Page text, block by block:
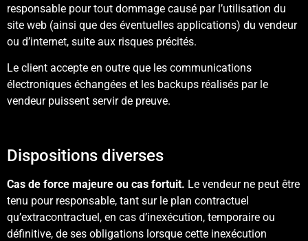
responsable pour tout dommage causé par l’utilisation du
site web (ainsi que des éventuelles applications) du vendeur
ou d’internet, suite aux risques précités.
Le client accepte en outre que les communications
électroniques échangées et les backups réalisés par le
vendeur puissent servir de preuve.
Dispositions diverses
Cas de force majeure ou cas fortuit. Le vendeur ne peut être
tenu pour responsable, tant sur le plan contractuel
qu’extracontractuel, en cas d’inexécution, temporaire ou
définitive, de ses obligations lorsque cette inexécution